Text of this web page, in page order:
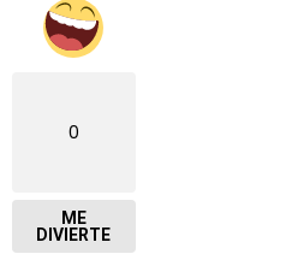
0
ME
DIVIERTE